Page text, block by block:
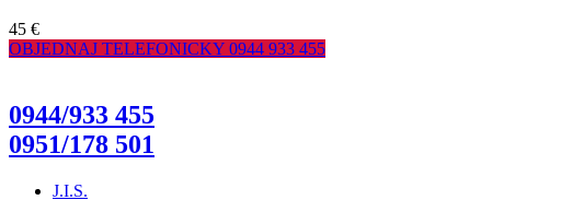
45 €
OBJEDNAJ TELEFONICKY 0944 933 455
0944/933 455
0951/178 501
J.I.S.